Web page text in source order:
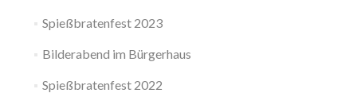
Spießbratenfest 2023
Bilderabend im Bürgerhaus
Spießbratenfest 2022